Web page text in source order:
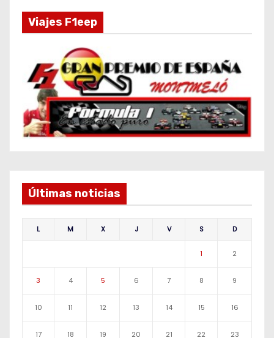
Viajes F1eep
Últimas noticias
L M X J V S D
1 2
3 4 5 6 7 8 9
10 11 12 13 14 15 16
17 18 19 20 21 22 23